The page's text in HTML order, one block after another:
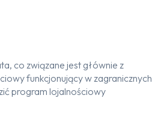
co związane jest głównie z
funkcjonujący w zagranicznych
program lojalnościowy